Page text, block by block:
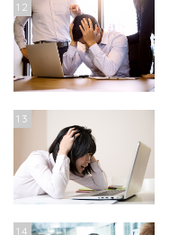
12
13
14